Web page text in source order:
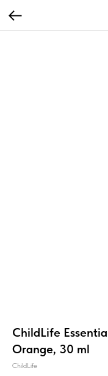
ChildLife
Orange, 30 ml
ChildLife